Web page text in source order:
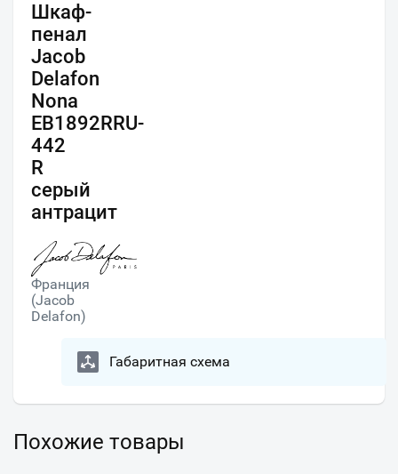
Шкаф-
пенал
Jacob
Delafon
Nona
EB1892RRU-
442
R
серый
антрацит
Франция
(Jacob
Delafon)
Габаритная схема
Похожие товары